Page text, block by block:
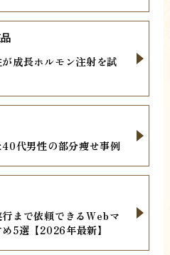
成長ホルモン注射を試
代男性の部分痩せ事例
まで依頼できるWebマ
5選【2026年最新】